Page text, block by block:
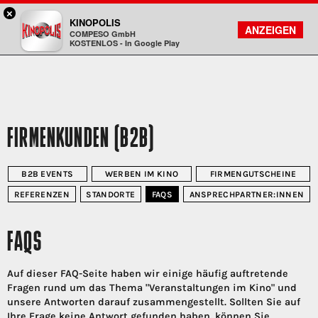
Kinopolis
FILMSUCHE
KONTO
FIRMENKUNDEN (B2B)
B2B EVENTS WERBEN IM KINO FIRMENGUTSCHEINE
REFERENZEN STANDORTE FAQS ANSPRECHPARTNER:INNEN
FAQS
Auf dieser FAQ-Seite haben wir einige häufig auftretende
Fragen rund um das Thema "Veranstaltungen im Kino" und
unsere Antworten darauf zusammengestellt. Sollten Sie auf
×
KINOPOLIS
COMPESO GmbH
KOSTENLOS - In Google Play
ANZEIGEN